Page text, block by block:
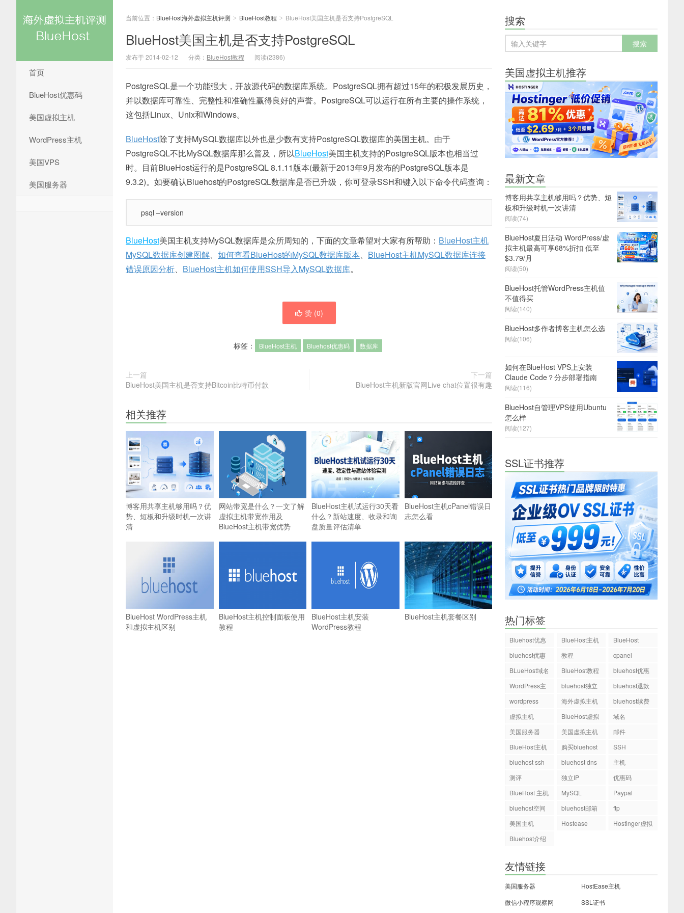
首页
BlueHost优惠码
美国虚拟主机
WordPress主机
美国VPS
美国服务器
当前位置： BlueHost海外虚拟主机评测 > BlueHost教程 > BlueHost美国主机是否支持PostgreSQL
BlueHost美国主机是否支持PostgreSQL
发布于 2014-02-12 分类： BlueHost教程 阅读(2386)
PostgreSQL是一个功能强大，开放源代码的数据库系统。PostgreSQL拥有超过15年的积极发展历史，
并以数据库可靠性、完整性和准确性赢得良好的声誉。PostgreSQL可以运行在所有主要的操作系统，
这包括Linux、Unix和Windows。
BlueHost除了支持MySQL数据库以外也是少数有支持PostgreSQL数据库的美国主机。由于
PostgreSQL不比MySQL数据库那么普及，所以BlueHost美国主机支持的PostgreSQL版本也相当过
时。目前BlueHost运行的是PostgreSQL 8.1.11版本(最新于2013年9月发布的PostgreSQL版本是
9.3.2)。如要确认Bluehost的PostgreSQL数据库是否已升级，你可登录SSH和键入以下命令代码查询：
psql –version
BlueHost美国主机支持MySQL数据库是众所周知的，下面的文章希望对大家有所帮助： BlueHost主机
MySQL数据库创建图解、 如何查看BlueHost的MySQL数据库版本、 BlueHost主机MySQL数据库连接
错误原因分析、 BlueHost主机如何使用SSH导入MySQL数据库。
赞 (0)
标签： BlueHost主机 Bluehost优惠码 数据库
上一篇
BlueHost美国主机是否支持Bitcoin比特币付款
下一篇
BlueHost主机新版官网Live chat位置很有趣
相关推荐
博客用共享主机够用吗？优
势、短板和升级时机一次讲
清
网站带宽是什么？一文了解
虚拟主机带宽作用及
BlueHost主机带宽优势
BlueHost主机试运行30天看
什么？新站速度、收录和询
盘质量评估清单
BlueHost主机cPanel错误日
志怎么看
BlueHost WordPress主机
和虚拟主机区别
BlueHost主机控制面板使用
教程
BlueHost主机安装
WordPress教程
BlueHost主机套餐区别
搜索
美国虚拟主机推荐
最新文章
博客用共享主机够用吗？优势、短
板和升级时机一次讲清
阅读(74)
BlueHost夏日活动 WordPress/虚
拟主机最高可享68%折扣 低至
$3.79/月
阅读(50)
BlueHost托管WordPress主机值
不值得买
阅读(140)
BlueHost多作者博客主机怎么选
阅读(106)
如何在BlueHost VPS上安装
Claude Code？分步部署指南
阅读(116)
BlueHost自管理VPS使用Ubuntu
怎么样
阅读(127)
SSL证书推荐
热门标签
Bluehost优惠
BlueHost主机
BlueHost
bluehost优惠
教程
cpanel
BLueHost域名
BlueHost教程
bluehost优惠
WordPress主
bluehost独立
bluehost退款
wordpress
海外虚拟主机
bluehost续费
虚拟主机
BlueHost虚拟
域名
美国服务器
美国虚拟主机
邮件
BlueHost主机
购买bluehost
SSH
bluehost ssh
bluehost dns
主机
测评
独立IP
优惠码
BlueHost 主机
MySQL
Paypal
bluehost空间
bluehost邮箱
ftp
美国主机
Hostease
Hostinger虚拟
Bluehost介绍
友情链接
美国服务器
HostEase主机
微信小程序观察网
SSL证书